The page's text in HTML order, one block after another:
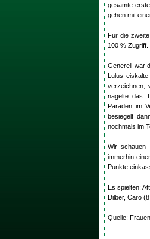
gesamte
gehen mit
Für die
100 % Zugriff.
Generell war
Lulus
verzeichnen,
nagelte das
Paraden im
besiegelt
nochmals im
Wir schauen
immerhin
Punkte
Es spielten:
Dilber, Caro
Quelle: